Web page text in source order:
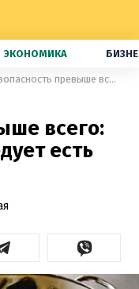
ЭКОНОМИКА
Безопасность превыше всего: какие овощи не следует есть сырыми
всего:
есть